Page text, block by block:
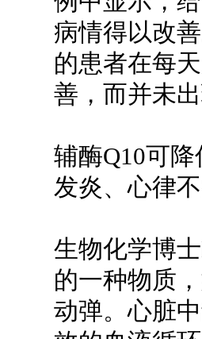
病情得以改
的患者在每
善，而并未
辅酶Q10可
发炎、心律不
生物化学博
的一种物质
动弹。心脏